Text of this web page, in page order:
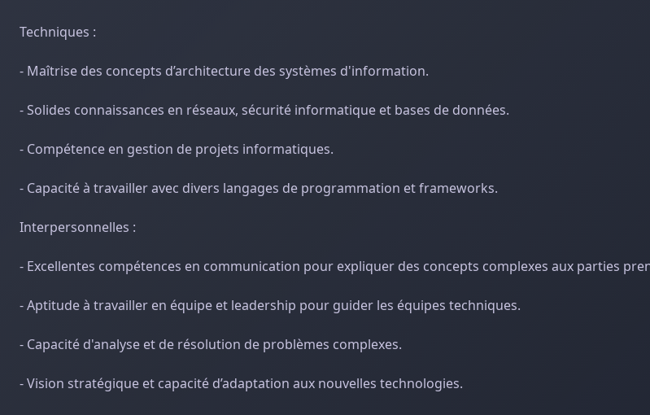
Techniques :
- Maîtrise des concepts d’architecture des systèmes d'information.
- Solides connaissances en réseaux, sécurité informatique et bases de données.
- Compétence en gestion de projets informatiques.
- Capacité à travailler avec divers langages de programmation et frameworks.
Interpersonnelles :
- Excellentes compétences en communication pour expliquer des concepts complexes aux parties
- Aptitude à travailler en équipe et leadership pour guider les équipes techniques.
- Capacité d'analyse et de résolution de problèmes complexes.
- Vision stratégique et capacité d’adaptation aux nouvelles technologies.